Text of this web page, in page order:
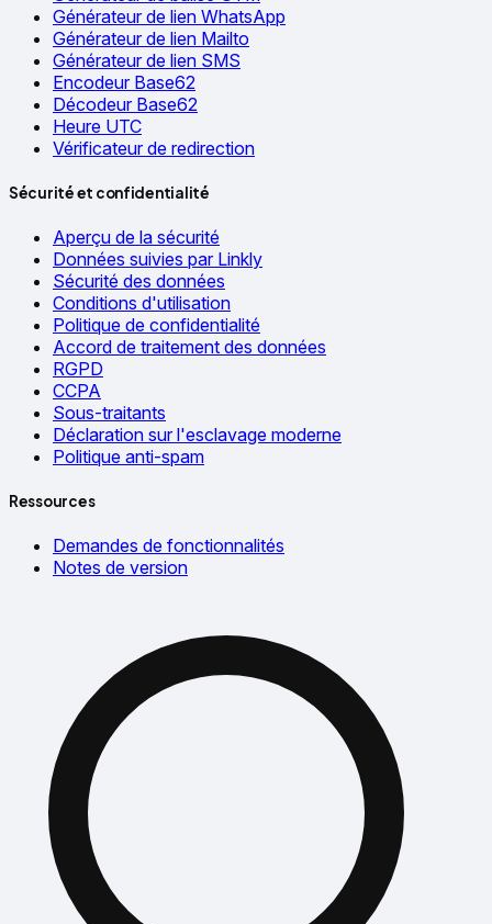
Générateur de lien WhatsApp
Générateur de lien Mailto
Générateur de lien SMS
Encodeur Base62
Décodeur Base62
Heure UTC
Vérificateur de redirection
Sécurité et confidentialité
Aperçu de la sécurité
Données suivies par Linkly
Sécurité des données
Conditions d'utilisation
Politique de confidentialité
Accord de traitement des données
RGPD
CCPA
Sous-traitants
Déclaration sur l'esclavage moderne
Politique anti-spam
Ressources
Demandes de fonctionnalités
Notes de version